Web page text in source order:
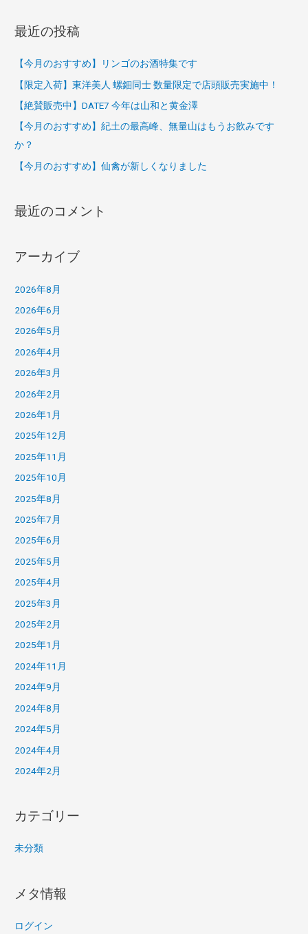
最近の投稿
【今月のおすすめ】リンゴのお酒特集です
【限定入荷】東洋美人 螺鈿同士 数量限定で店頭販売実施中！
【絶賛販売中】DATE7 今年は山和と黄金澤
【今月のおすすめ】紀土の最高峰、無量山はもうお飲みです
か？
【今月のおすすめ】仙禽が新しくなりました
最近のコメント
アーカイブ
2026年8月
2026年6月
2026年5月
2026年4月
2026年3月
2026年2月
2026年1月
2025年12月
2025年11月
2025年10月
2025年8月
2025年7月
2025年6月
2025年5月
2025年4月
2025年3月
2025年2月
2025年1月
2024年11月
2024年9月
2024年8月
2024年5月
2024年4月
2024年2月
カテゴリー
未分類
メタ情報
ログイン